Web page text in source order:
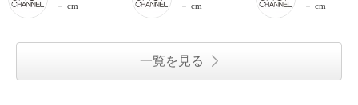
－ cm － cm － cm
一覧を見る